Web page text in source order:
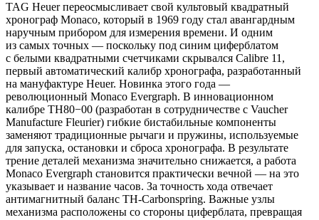
TAG Heuer переосмысливает свой культовый квадратный
хронограф Monaco, который в 1969 году стал авангардным
наручным прибором для измерения времени. И одним
из самых точных — поскольку под синим циферблатом
с белыми квадратными счетчиками скрывался Calibre 11,
первый автоматический калибр хронографа, разработанный
на мануфактуре Heuer. Новинка этого года —
революционный Monaco Evergraph. В инновационном
калибре TH80−00 (разработан в сотрудничестве с Vaucher
Manufacture Fleurier) гибкие бистабильные компоненты
заменяют традиционные рычаги и пружины, используемые
для запуска, остановки и сброса хронографа. В результате
трение деталей механизма значительно снижается, а работа
Monaco Evergraph становится практически вечной — на это
указывает и название часов. За точность хода отвечает
антимагнитный баланс TH-Carbonspring. Важные узлы
механизма расположены со стороны циферблата, превращая